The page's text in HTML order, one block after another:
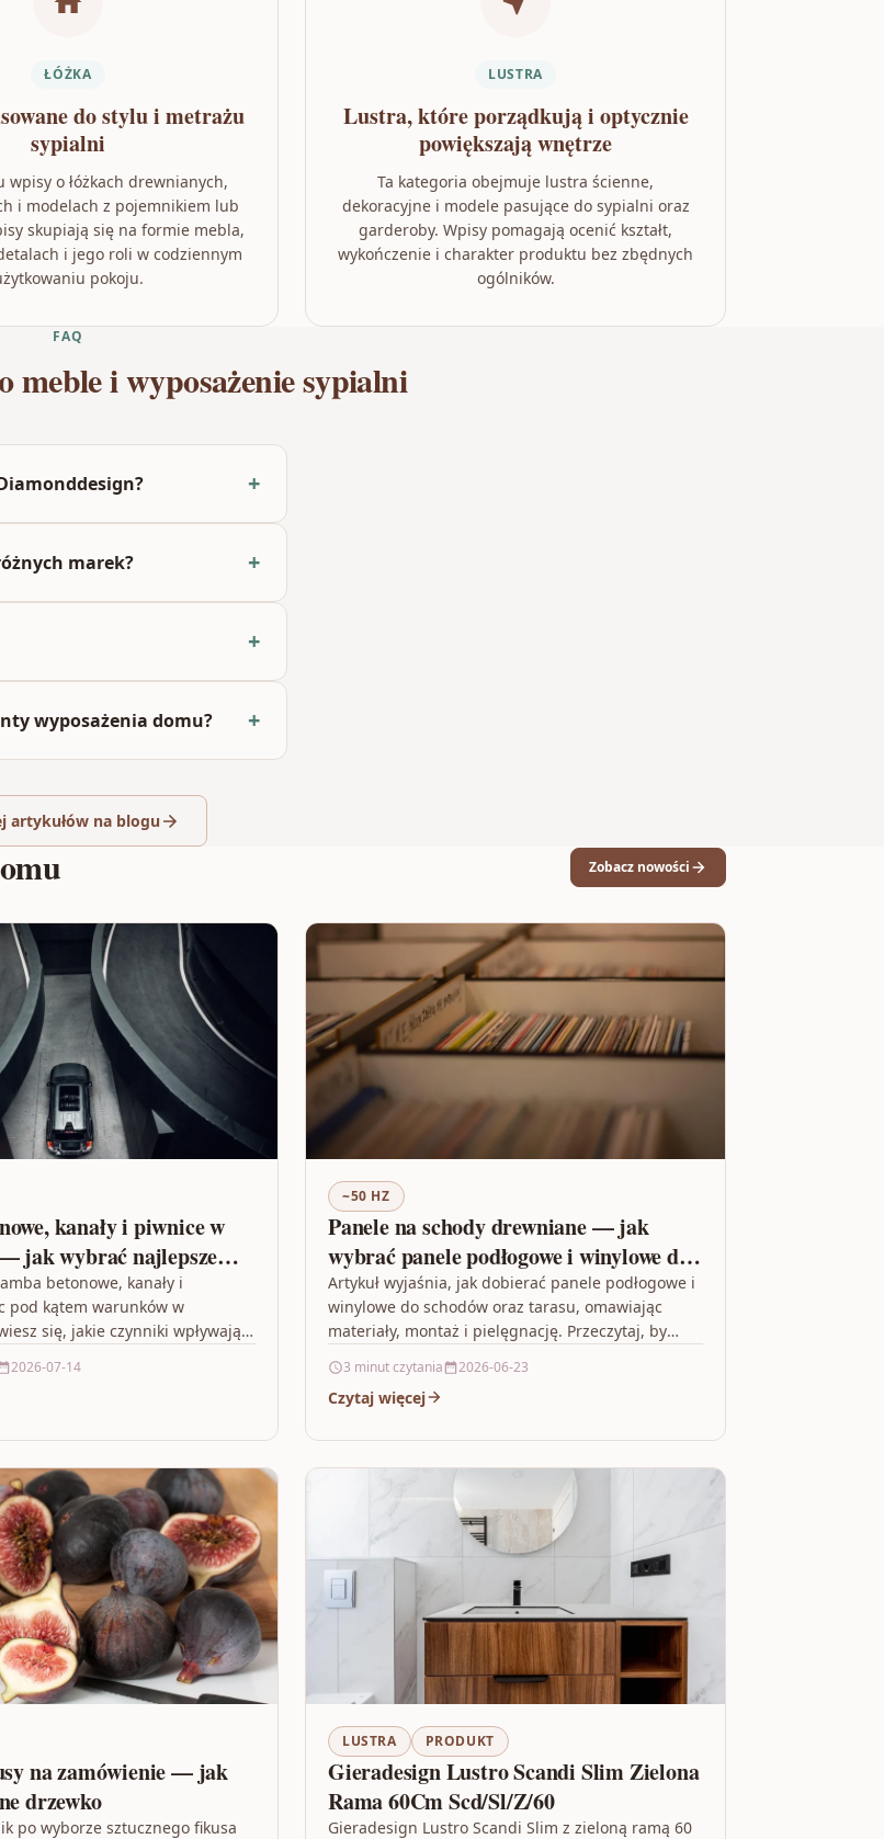
ŁÓŻKA
do stylu i metrażu
sypialni
wpisy o łóżkach drewnianych,
i modelach z pojemnikiem lub
skupiają się na formie mebla,
i jego roli w codziennym
pokoju.
LUSTRA
Lustra, które porządkują i optycznie
powiększają wnętrze
Ta kategoria obejmuje lustra ścienne,
dekoracyjne i modele pasujące do sypialni oraz
garderoby. Wpisy pomagają ocenić kształt,
wykończenie i charakter produktu bez zbędnych
ogólników.
FAQ
meble i wyposażenie sypialni
marek?
wyposażenia domu?
artykułów na blogu
Zobacz nowości
kanały i piwnice w
jak wybrać najlepsze
betonowe, kanały i
pod kątem warunków w
się, jakie czynniki wpływają
2026-07-14
~50 HZ
Panele na schody drewniane — jak
wybrać panele podłogowe i winylowe do
schodów i tarasu
Artykuł wyjaśnia, jak dobierać panele podłogowe i
winylowe do schodów oraz tarasu, omawiając
materiały, montaż i pielęgnację. Przeczytaj, by
3 minut czytania 2026-06-23
Czytaj więcej
na zamówienie — jak
drzewko
po wyborze sztucznego fikusa
LUSTRA PRODUKT
Gieradesign Lustro Scandi Slim Zielona
Rama 60Cm Scd/Sl/Z/60
Gieradesign Lustro Scandi Slim z zieloną ramą 60